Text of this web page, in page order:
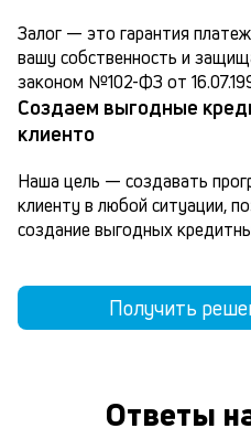
Залог — это гарантия
вашу собственность и
законом №102-ФЗ от
Создаем выгодные
клиенто
Наша цель — создавать
клиенту в любой ситуации,
создание выгодных
Получить
Ответы